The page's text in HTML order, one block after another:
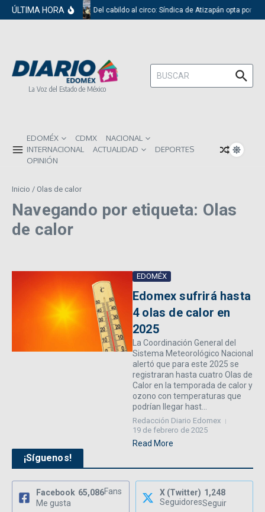
Saltar al contenido
ÚLTIMA HORA Del cabildo al circo: Síndica de Atizapán opta por
La Voz del Estado de México
Buscar:
EDOMÉX CDMX
NACIONAL
INTERNACIONAL
ACTUALIDAD
DEPORTES
OPINIÓN
Inicio / Olas de calor
Navegando por etiqueta: Olas
de calor
EDOMÉX
Edomex sufrirá hasta
4 olas de calor en
2025
La Coordinación General del
Sistema Meteorológico Nacional
alertó que para este 2025 se
registraran hasta cuatro Olas de
Calor en la temporada de calor y
ozono con temperaturas que
podrían llegar hast...
Redacción Diario Edomex
19 de febrero de 2025
Read More
¡Síguenos!
Facebook 65,086Fans
Me gusta
X (Twitter) 1,248
SeguidoresSeguir